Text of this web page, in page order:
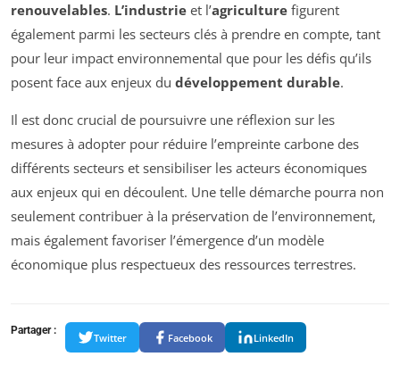
renouvelables. L’industrie et l’agriculture figurent
également parmi les secteurs clés à prendre en compte, tant
pour leur impact environnemental que pour les défis qu’ils
posent face aux enjeux du développement durable.
Il est donc crucial de poursuivre une réflexion sur les
mesures à adopter pour réduire l’empreinte carbone des
différents secteurs et sensibiliser les acteurs économiques
aux enjeux qui en découlent. Une telle démarche pourra non
seulement contribuer à la préservation de l’environnement,
mais également favoriser l’émergence d’un modèle
économique plus respectueux des ressources terrestres.
Partager :
Twitter Facebook LinkedIn